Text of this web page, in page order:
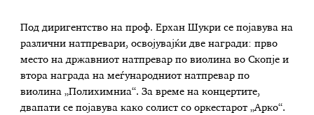
Под диригентство на проф. Ерхан Шукри се појавува на
различни натпревари, освојувајќи две награди: прво
место на државниот натпревар по виолина во Скопје и
втора награда на меѓународниот натпревар по
виолина „Полихимниа“. За време на концертите,
двапати се појавува како солист со оркестарот „Арко“.